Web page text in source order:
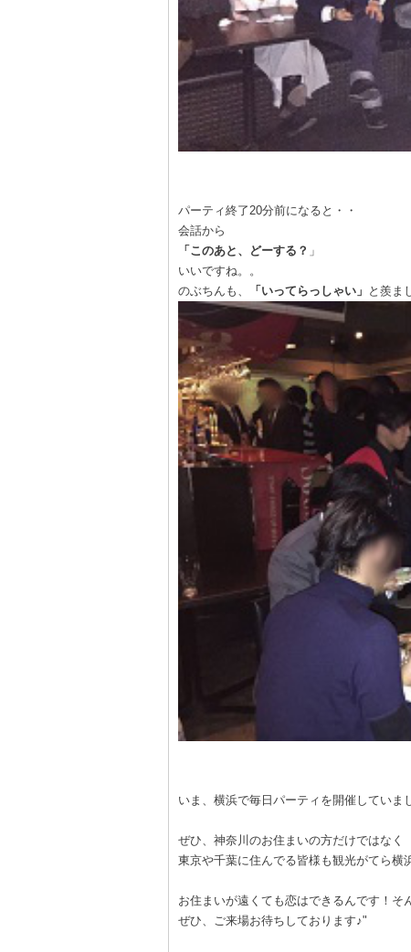
パーティ終了20分前になると・・
会話から
「このあと、どーする？ 」
いいですね。。
のぶちんも、
「いってらっしゃい」 と羨ま
いま、横浜で毎日パーティを開催していま
ぜひ、神奈川のお住まいの方だけではなく
東京や千葉に住んでる皆様も観光がてら横
お住まいが遠くても恋はできるんです！そ
ぜひ、ご来場お待ちしております♪"